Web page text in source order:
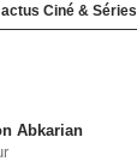
Ciné & Séries
Abkarian